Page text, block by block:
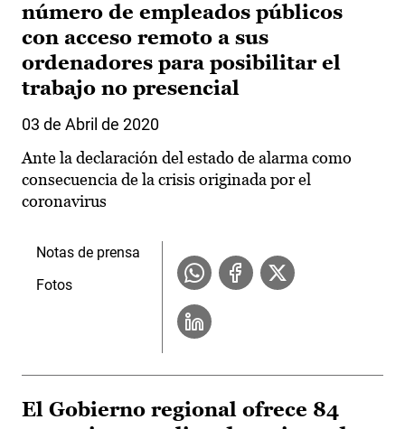
número de empleados públicos
con acceso remoto a sus
ordenadores para posibilitar el
trabajo no presencial
03 de Abril de 2020
Ante la declaración del estado de alarma como
consecuencia de la crisis originada por el
coronavirus
Notas de prensa
Fotos
El Gobierno regional ofrece 84